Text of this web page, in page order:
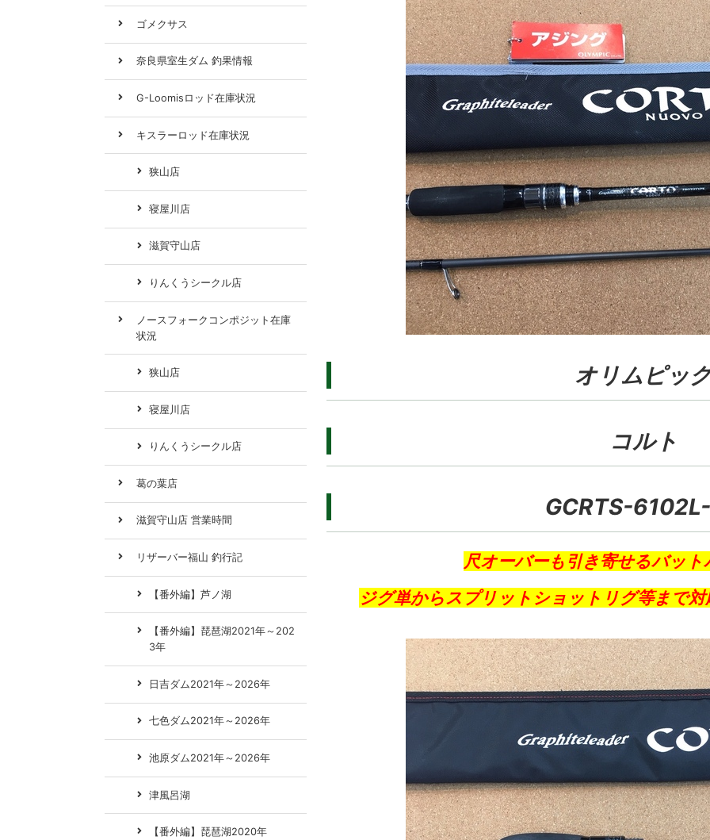
オリムピッ
コルト
GCRTS-
尺オーバーも引き寄せるバッ
ジグ単からスプリットショットリグ等まで
ゴメクサス
奈良県室生ダム 釣果情報
G-Loomisロッド在庫状況
キスラーロッド在庫状況
狭山店
寝屋川店
滋賀守山店
りんくうシークル店
ノースフォークコンポジット在庫
状況
狭山店
寝屋川店
りんくうシークル店
葛の葉店
滋賀守山店 営業時間
リザーバー福山 釣行記
【番外編】芦ノ湖
【番外編】琵琶湖2021年～202
3年
日吉ダム2021年～2026年
七色ダム2021年～2026年
池原ダム2021年～2026年
津風呂湖
【番外編】琵琶湖2020年